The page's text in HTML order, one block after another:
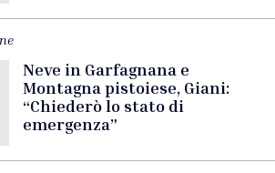
Neve in Garfagnana e
Montagna pistoiese, Giani:
“Chiederò lo stato di
emergenza”